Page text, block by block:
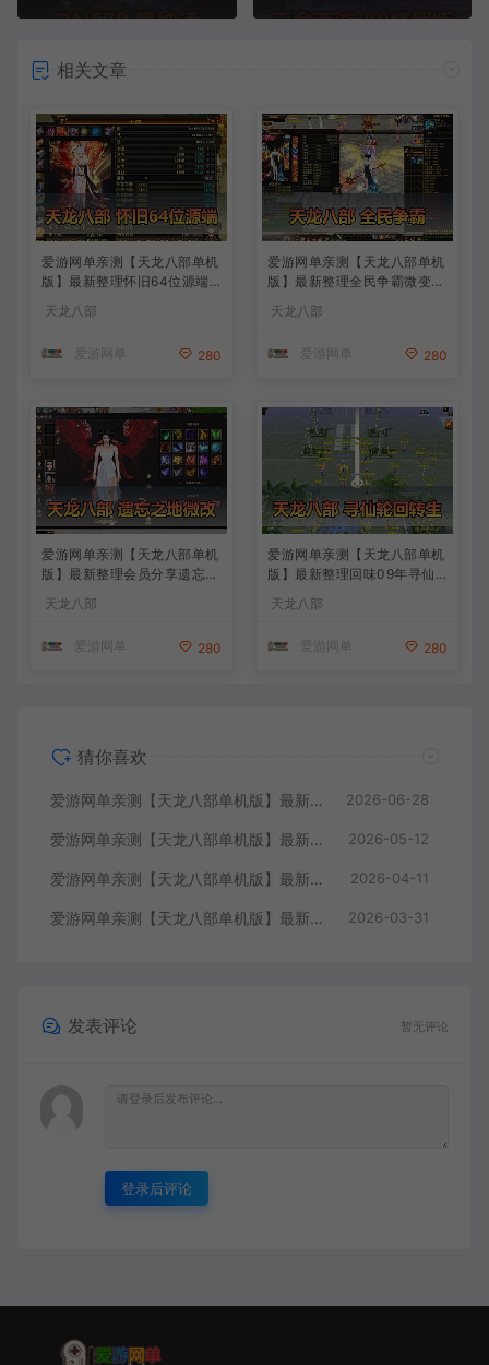
相关文章
爱游网单亲测【天龙八部单机
版】最新整理怀旧64位源端
教学 虚拟机一键端
天龙八部
爱游网单 280
爱游网单亲测【天龙八部单机
版】最新整理全民争霸微变完
码 解锁充值奖励 视频安装教
天龙八部
爱游网单 280
爱游网单亲测【天龙八部单机
版】最新整理会员分享遗忘之
地微改仿官复古版 无字谱 便
捷传送 快捷内辅 配套GM工
频安装教学
天龙八部
爱游网单 280
爱游网单亲测【天龙八部单机
版】最新整理回味09年寻仙
轮回情怀转生超变端带装备回
收体系 GM后台 虚拟机一键
天龙八部
爱游网单 280
猜你喜欢
爱游网单亲测【天龙八部单机版】最新整理怀旧64位源端洛洛1.9 带GM工具 视频安装教学 虚拟机一键端 2026-06-28
爱游网单亲测【天龙八部单机版】最新整理全民争霸微变完整单机端 带GM 配套道具代码 解锁充值奖励 视频安装教学 虚拟机一键端 2026-05-12
爱游网单亲测【天龙八部单机版】最新整理会员分享遗忘之地微改仿官复古版 无字谱 便捷传送 快捷内辅 配套GM工具 自由视角 虚拟机一键端 视频安装教学 2026-04-11
爱游网单亲测【天龙八部单机版】最新整理回味09年寻仙轮回情怀转生超变端带装备回收体系 GM后台 虚拟机一键端 视频安装教学 2026-03-31
发表评论 暂无评论
登录后评论